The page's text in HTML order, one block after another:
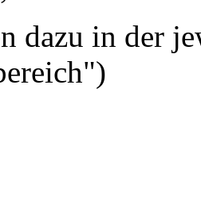
dazu in der